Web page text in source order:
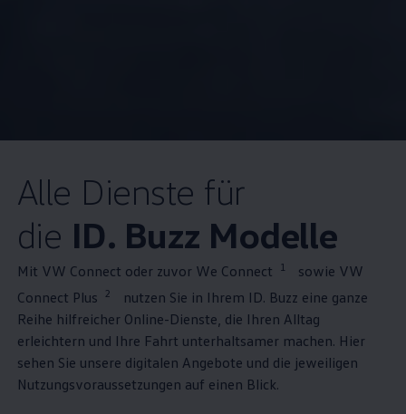
Alle Dienste für
die ID. Buzz Modelle
Mit VW Connect oder zuvor We Connect 1
sowie VW
Connect Plus
2 nutzen Sie in Ihrem ID. Buzz eine ganze
Reihe hilfreicher Online-Dienste, die Ihren Alltag
erleichtern und Ihre Fahrt unterhaltsamer machen. Hier
sehen Sie unsere digitalen Angebote und die jeweiligen
Nutzungsvoraussetzungen auf einen Blick.